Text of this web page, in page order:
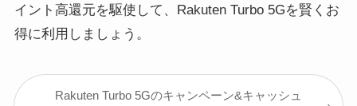
イント高還元を駆使して、Rakuten Turbo 5Gを賢くお
得に利用しましょう。
Rakuten Turbo 5Gのキャンペーン&キャッシュ